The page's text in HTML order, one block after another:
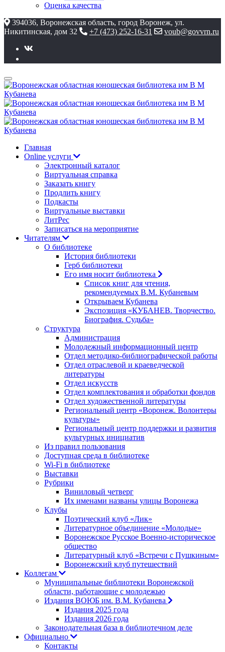
Оценка качества
394036, Воронежская область, город Воронеж, ул.
Никитинская, дом 32
+7 (473) 252-16-31 voub@govvrn.ru
Главная
Online услуги
Электронный каталог
Виртуальная справка
Заказать книгу
Продлить книгу
Подкасты
Виртуальные выставки
ЛитРес
Записаться на мероприятие
Читателям
О библиотеке
История библиотеки
Герб библиотеки
Его имя носит библиотека
Список книг для чтения,
рекомендуемых В.М. Кубаневым
Открываем Кубанева
Экспозиция «КУБАНЕВ. Творчество.
Биография. Судьба»
Структура
Администрация
Молодежный информационный центр
Отдел методико-библиографической работы
Отдел отраслевой и краеведческой
литературы
Отдел искусств
Отдел комплектования и обработки фондов
Отдел художественной литературы
Региональный центр «Воронеж. Волонтеры
культуры»
Региональный центр поддержки и развития
культурных инициатив
Из правил пользования
Доступная среда в библиотеке
Wi-Fi в библиотеке
Выставки
Рубрики
Виниловый четверг
Их именами названы улицы Воронежа
Клубы
Поэтический клуб «Лик»
Литературное объединение «Молодые»
Воронежское Русское Военно-историческое
общество
Литературный клуб «Встречи с Пушкиным»
Воронежский клуб путешествий
Коллегам
Муниципальные библиотеки Воронежской
области, работающие с молодежью
Издания ВОЮБ им. В.М. Кубанева
Издания 2025 года
Издания 2026 года
Законодательная база в библиотечном деле
Официально
Контакты